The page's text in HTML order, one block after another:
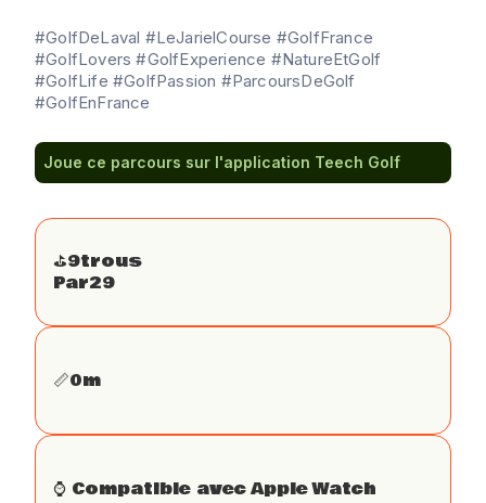
#GolfDeLaval #LeJarielCourse #GolfFrance
#GolfLovers #GolfExperience #NatureEtGolf
#GolfLife #GolfPassion #ParcoursDeGolf
#GolfEnFrance
Joue ce parcours sur l'application Teech Golf
⛳️9trous
Par29
📏0m
⌚️ Compatible avec Apple Watch